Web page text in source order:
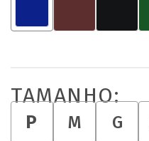
TAMANHO:
P M G